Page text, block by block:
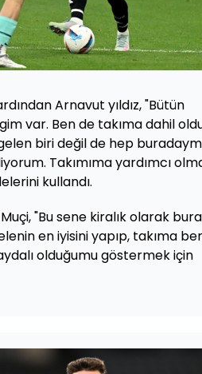
Arnavut yıldız, "Bütün
var. Ben de takıma dahil
biri değil de hep
Takımıma yardımcı
kullandı.
"Bu sene kiralık olarak
en iyisini yapıp, takıma
olduğumu göstermek için